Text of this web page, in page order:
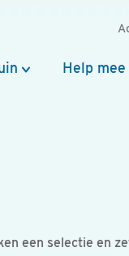
Help mee
een selectie en